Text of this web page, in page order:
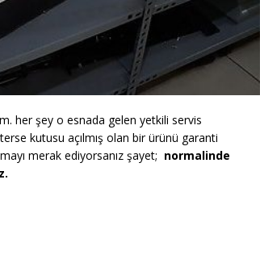
her şey o esnada gelen yetkili servis
kutusu açılmış olan bir ürünü garanti
merak ediyorsanız şayet; normalinde